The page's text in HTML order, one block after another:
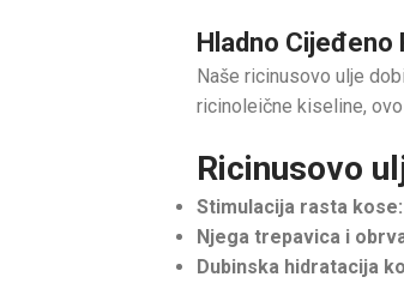
Hladno Cijeđeno
Naše ricinusovo ulje
ricinoleične kiseline,
Ricinusovo
Stimulacija rasta kose:
Njega trepavica i
Dubinska hidratacija